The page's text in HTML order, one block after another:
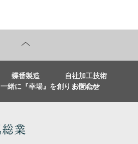
蝶番製造
自社加工技術
一緒に『幸場』を創りませんか
お問合せ